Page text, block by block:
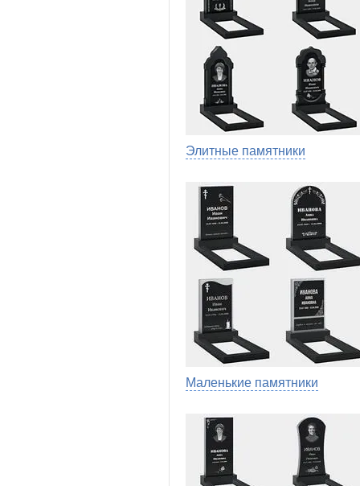
Элитные памятники
Маленькие памятники